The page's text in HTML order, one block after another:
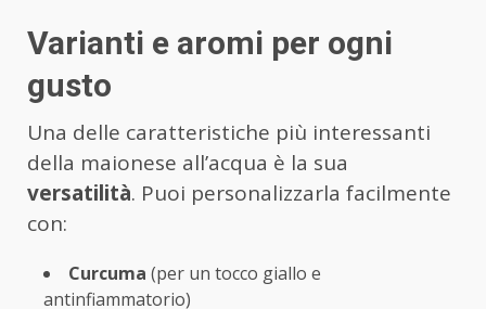
Varianti e aromi per ogni
gusto
Una delle caratteristiche più interessanti
della maionese all’acqua è la sua
versatilità. Puoi personalizzarla facilmente
con:
Curcuma (per un tocco giallo e
antinfiammatorio)